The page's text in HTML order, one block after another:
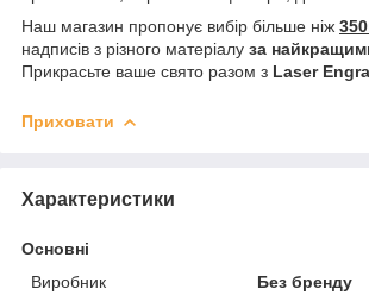
Наш магазин пропонує вибір більше ніж
надписів з різного матеріалу за
Прикрасьте ваше свято разом з Laser
Приховати
Характеристики
Основні
Виробник
Без бренду